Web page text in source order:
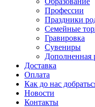
Профессии
Праздники
Семейные
Гравировка
Сувениры
Дополненная
Доставка
Оплата
Как до нас
Новости
Контакты